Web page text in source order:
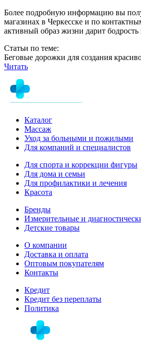
Более подробную информацию вы
магазинах в Черкесске и по
активный образ жизни дарит бодрость
Статьи по теме:
Беговые дорожки для создания
Читать
Каталог
Массаж
Уход за больными и пожилыми
Для компаний и специалистов
Для спорта и коррекции фигуры
Для дома и семьи
Для профилактики и лечения
Красота
Бренды
Измерительные и
Детские товары
О компании
Доставка и оплата
Оптовым покупателям
Контакты
Кредит
Кредит без переплаты
Политика